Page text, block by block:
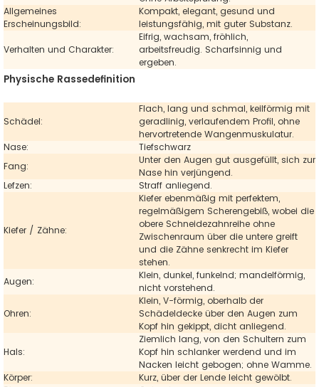
Allgemeines
Erscheinungsbild:
Kompakt, elegant, gesund und
leistungsfähig, mit guter Substanz.
Verhalten und Charakter:
Eifrig, wachsam, fröhlich,
arbeitsfreudig. Scharfsinnig und
ergeben.
Physische Rassedefinition
Schädel:
Flach, lang und schmal, keilförmig mit
geradlinig, verlaufendem Profil, ohne
hervortretende Wangenmuskulatur.
Nase:
Tiefschwarz
Fang:
Unter den Augen gut ausgefüllt, sich zur
Nase hin verjüngend.
Lefzen:
Straff anliegend.
Kiefer / Zähne:
Kiefer ebenmäßig mit perfektem,
regelmäßigem Scherengebiß, wobei die
obere Schneidezahnreihe ohne
Zwischenraum über die untere greift
und die Zähne senkrecht im Kiefer
stehen.
Augen:
Klein, dunkel, funkelnd; mandelförmig,
nicht vorstehend.
Ohren:
Klein, V-förmig, oberhalb der
Schädeldecke über den Augen zum
Kopf hin gekippt, dicht anliegend.
Hals:
Ziemlich lang, von den Schultern zum
Kopf hin schlanker werdend und im
Nacken leicht gebogen; ohne Wamme.
Körper:
Kurz, über der Lende leicht gewölbt.